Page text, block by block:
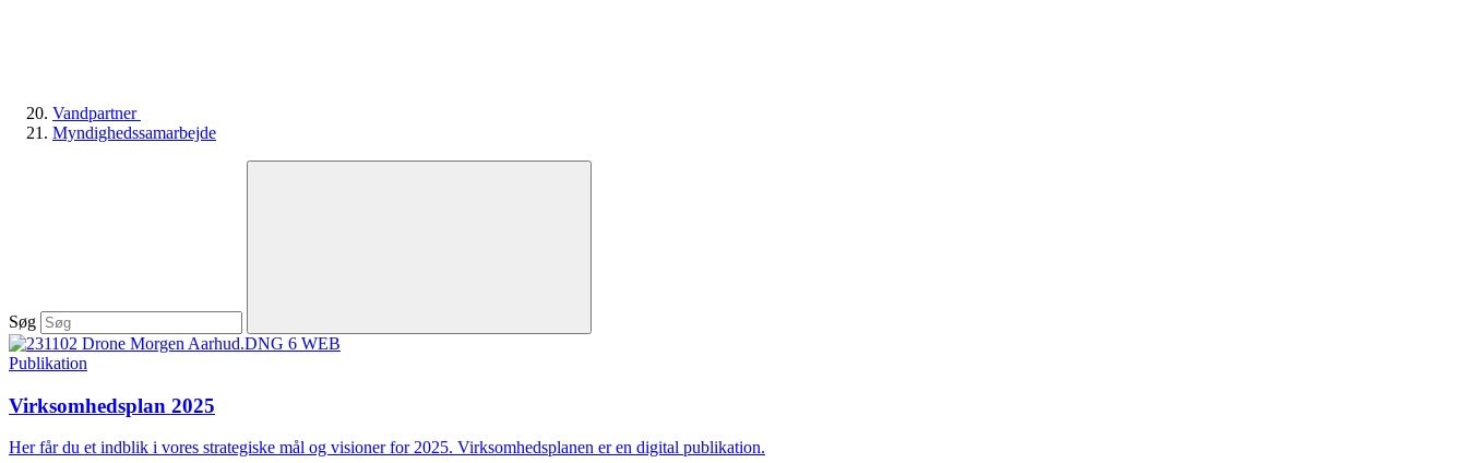
Vandpartner
Myndighedssamarbejde
Søg
Publikation
Virksomhedsplan 2025
Her får du et indblik i vores strategiske mål og visioner for 2025. Virksomhedsplanen er en digital publikation.